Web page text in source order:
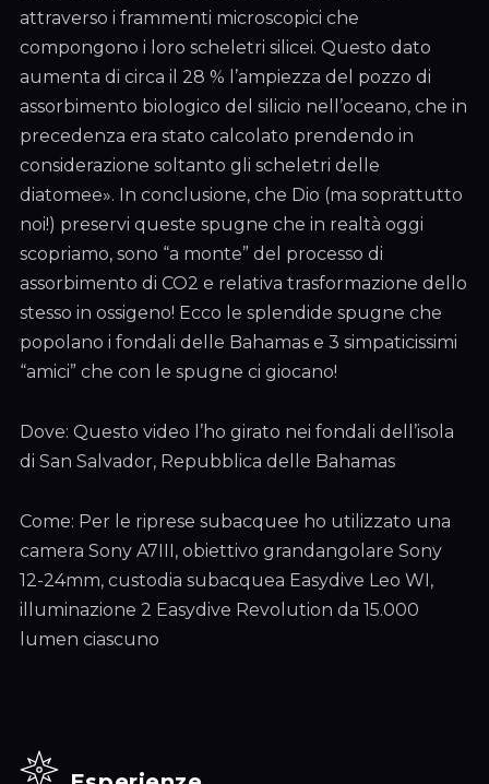
attraverso i frammenti microscopici che
compongono i loro scheletri silicei. Questo dato
aumenta di circa il 28 % l’ampiezza del pozzo di
assorbimento biologico del silicio nell’oceano, che in
precedenza era stato calcolato prendendo in
considerazione soltanto gli scheletri delle
diatomee». In conclusione, che Dio (ma soprattutto
noi!) preservi queste spugne che in realtà oggi
scopriamo, sono “a monte” del processo di
assorbimento di CO2 e relativa trasformazione dello
stesso in ossigeno! Ecco le splendide spugne che
popolano i fondali delle Bahamas e 3 simpaticissimi
“amici” che con le spugne ci giocano!
Dove: Questo video l’ho girato nei fondali dell’isola
di San Salvador, Repubblica delle Bahamas
Come: Per le riprese subacquee ho utilizzato una
camera Sony A7III, obiettivo grandangolare Sony
12-24mm, custodia subacquea Easydive Leo WI,
illuminazione 2 Easydive Revolution da 15.000
lumen ciascuno